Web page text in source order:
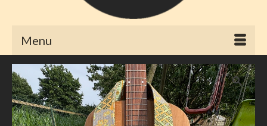
Menu